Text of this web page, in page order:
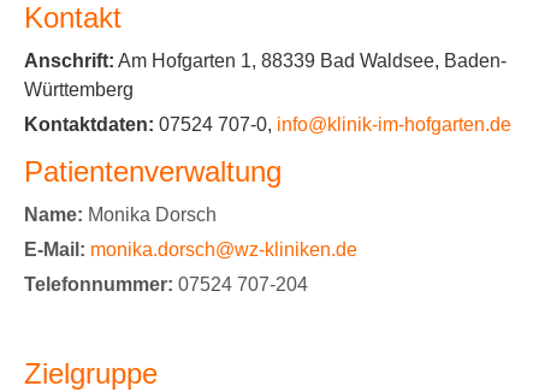
Kontakt
Anschrift: Am Hofgarten 1, 88339 Bad Waldsee, Baden-
Württemberg
Kontaktdaten: 07524 707-0, info@klinik-im-hofgarten.de
Patientenverwaltung
Name: Monika Dorsch
E-Mail: monika.dorsch@wz-kliniken.de
Telefonnummer: 07524 707-204
Zielgruppe